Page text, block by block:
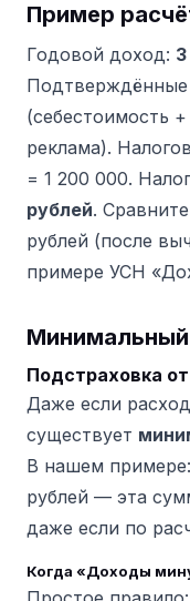
Пример
Годовой доход:
(себестоимость
реклама).
= 1 200 000.
рублей.
рублей (после
примере УСН
Минимальный
Подстраховка
Даже если
существует
В нашем
рублей — эта
даже если по
Когда «Доходы